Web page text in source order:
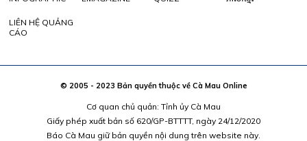
LIÊN HỆ QUẢNG
CÁO
© 2005 - 2023 Bản quyền thuộc về Cà Mau Online
Cơ quan chủ quản: Tỉnh ủy Cà Mau
Giấy phép xuất bản số 620/GP-BTTTT, ngày 24/12/2020
Báo Cà Mau giữ bản quyền nội dung trên website này.